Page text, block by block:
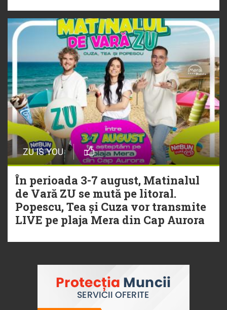
ZU IS YOU
În perioada 3-7 august, Matinalul
de Vară ZU se mută pe litoral.
Popescu, Tea și Cuza vor transmite
LIVE pe plaja Mera din Cap Aurora